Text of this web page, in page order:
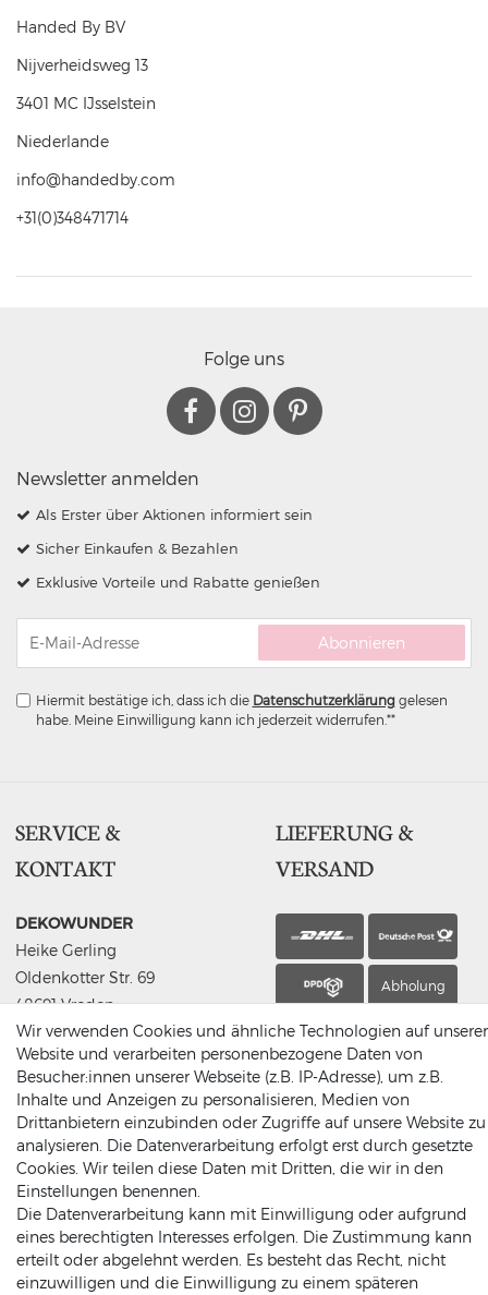
Handed By BV
Nijverheidsweg 13
3401 MC IJsselstein
Niederlande
info@handedby.com
+31(0)348471714
Folge uns
Newsletter anmelden
Als Erster über Aktionen informiert sein
Sicher Einkaufen & Bezahlen
Exklusive Vorteile und Rabatte genießen
Abonnieren
Hiermit bestätige ich, dass ich die Daten­schutz­erklärunggelesen
habe. Meine Einwilligung kann ich jederzeit widerrufen.**
SERVICE &
KONTAKT
DEKOWUNDER
Heike Gerling
Oldenkotter Str. 69
48691 Vreden
Germany
(0049) 2564 / 950 90 00
info@dekowunder.de
LIEFERUNG &
VERSAND
Abholung
ZAHLUNGSARTEN
Datenschutz
Versand
Wir verwenden Cookies und ähnliche Technologien auf unserer
Website und verarbeiten personenbezogene Daten von
Besucher:innen unserer Webseite (z.B. IP-Adresse), um z.B.
Inhalte und Anzeigen zu personalisieren, Medien von
Drittanbietern einzubinden oder Zugriffe auf unsere Website zu
analysieren. Die Datenverarbeitung erfolgt erst durch gesetzte
Cookies. Wir teilen diese Daten mit Dritten, die wir in den
Einstellungen benennen.
Die Datenverarbeitung kann mit Einwilligung oder aufgrund
eines berechtigten Interesses erfolgen. Die Zustimmung kann
erteilt oder abgelehnt werden. Es besteht das Recht, nicht
einzuwilligen und die Einwilligung zu einem späteren